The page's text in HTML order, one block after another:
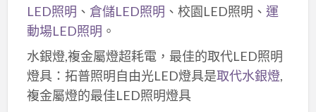
LED照明 、 倉儲LED照明 、校園LED照明、 運
動場LED照明 。
水銀燈,複金屬燈超耗電，最佳的取代LED照明
燈具：拓普照明自由光LED燈具是取代水銀燈,
複金屬燈的最佳LED照明燈具